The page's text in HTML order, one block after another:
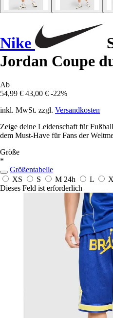
Nike
Jordan Coupe
Ab
54,99 € 43,00 € -22%
inkl. MwSt. zzgl. Versandkosten
Zeige deine Leidenschaft für
dem Must-Have für Fans der
Größe
*
Größentabelle
XS
S M 24h L
Dieses Feld ist erforderlich